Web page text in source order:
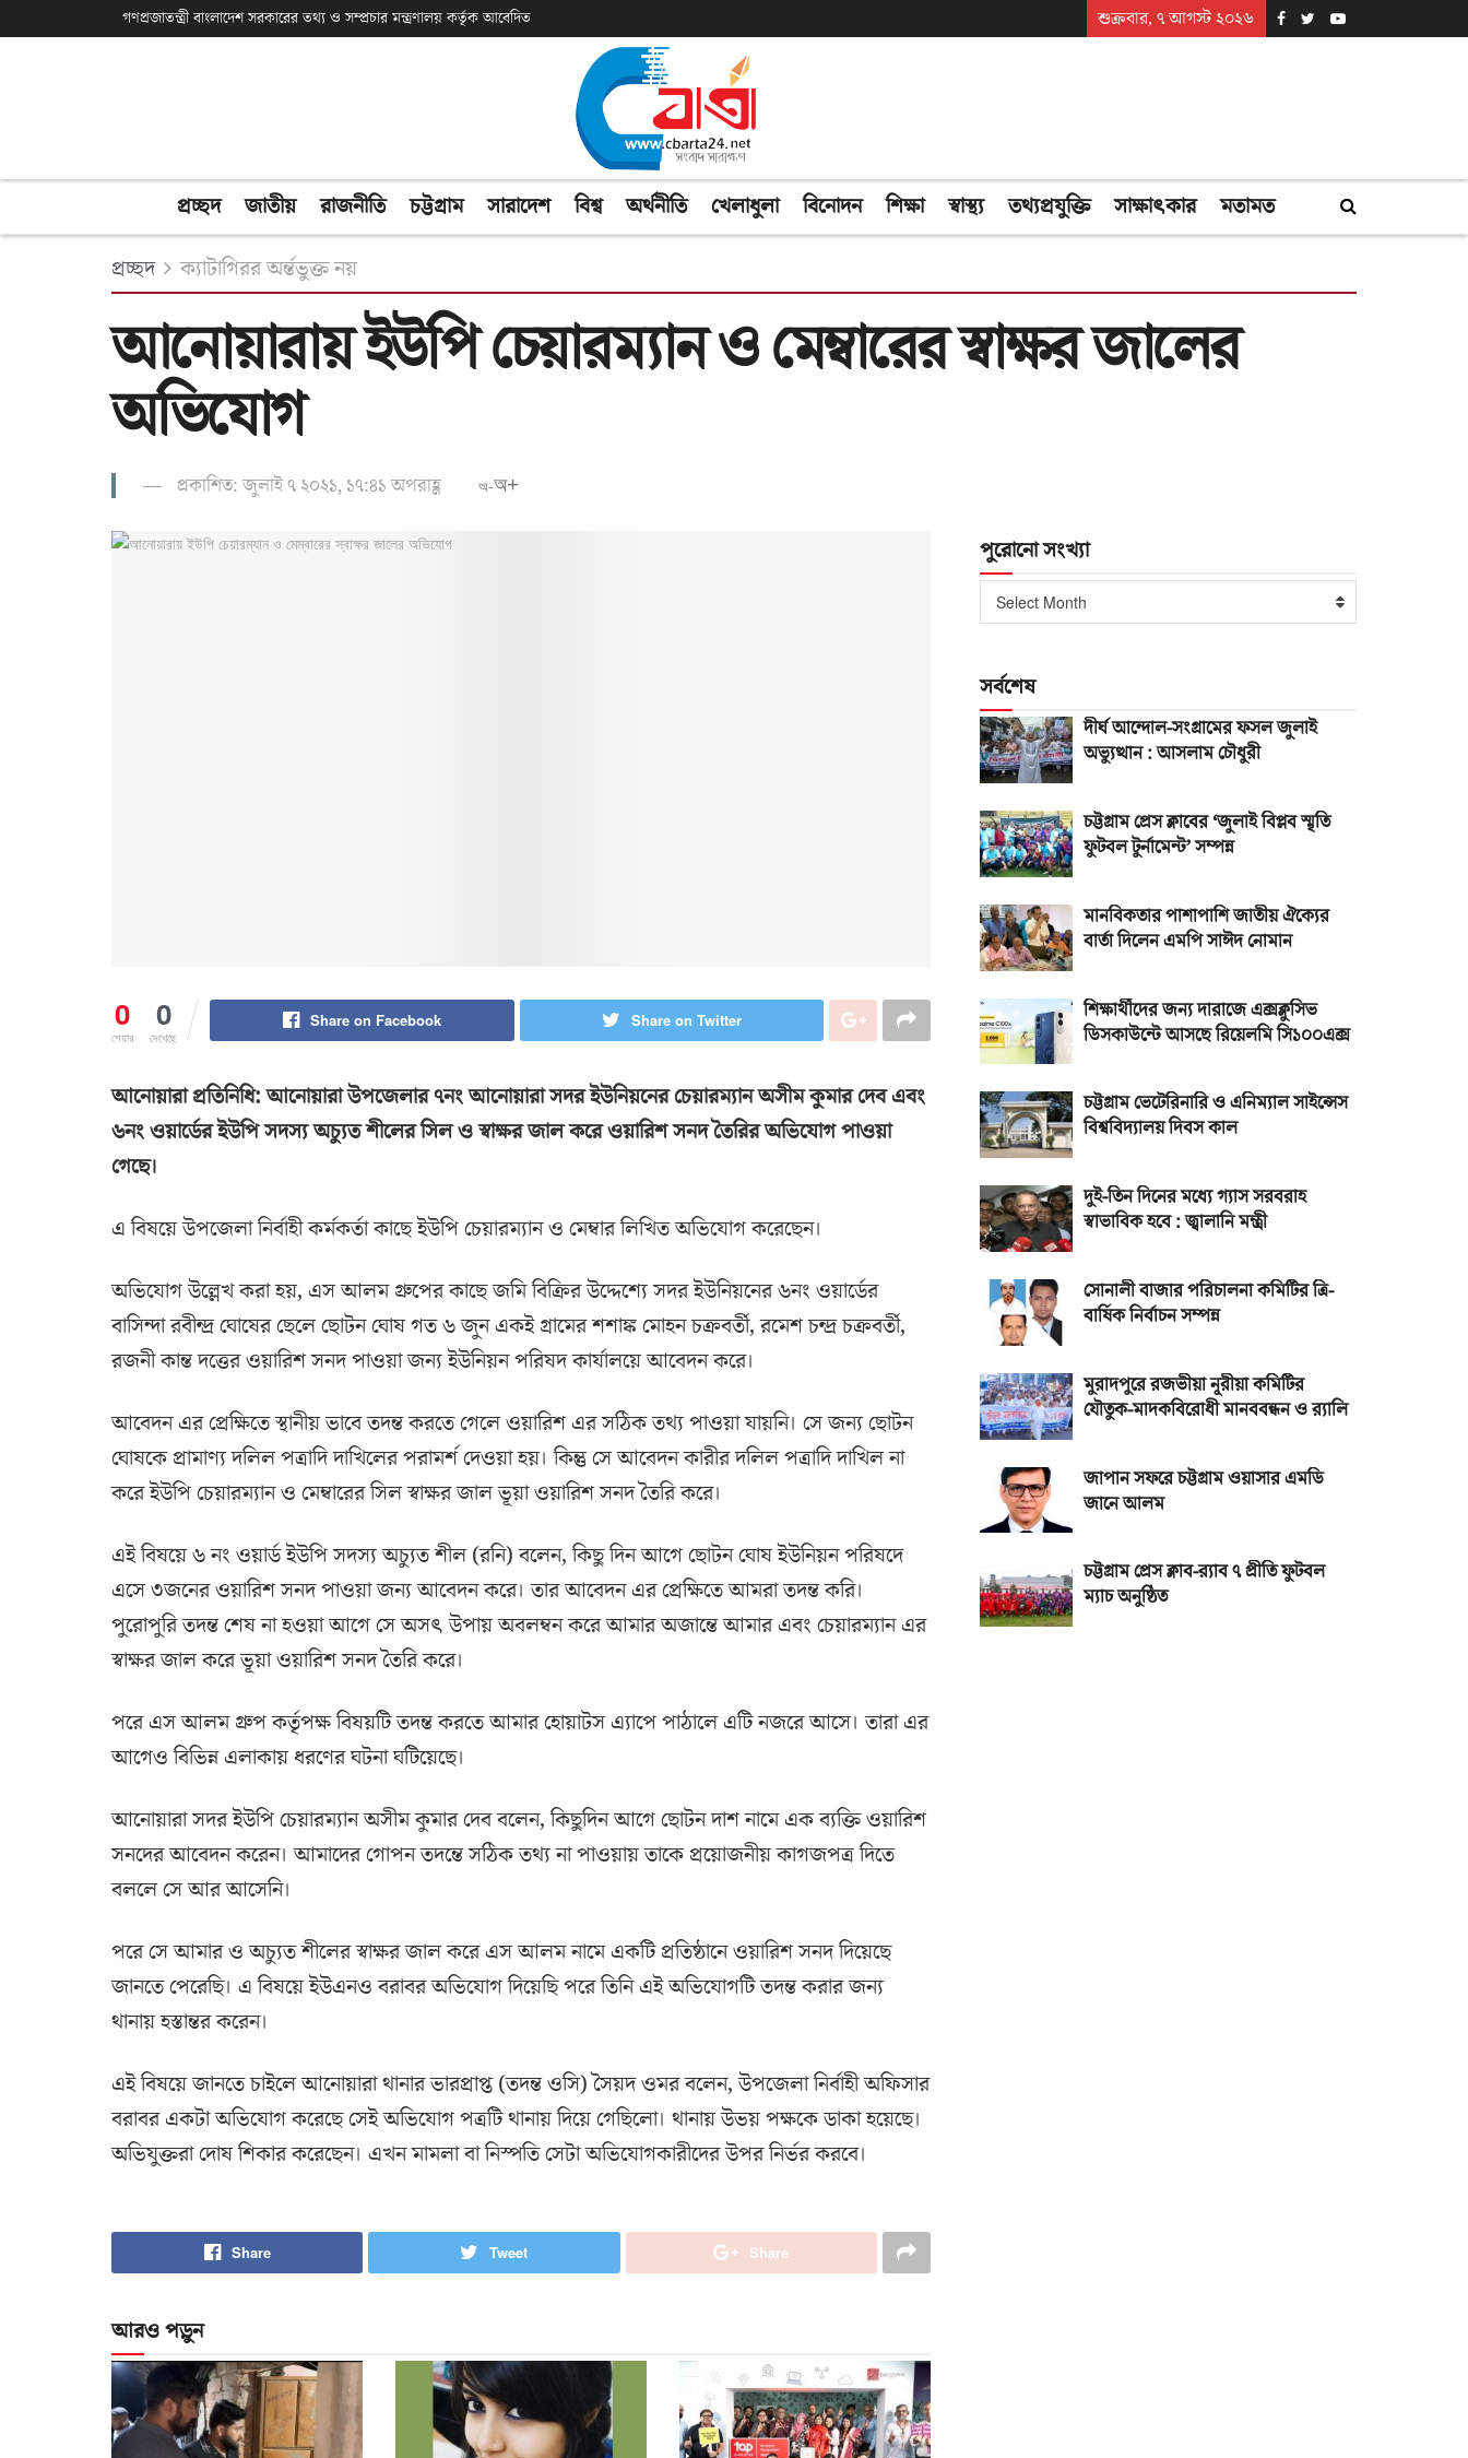
গণপ্রজাতন্ত্রী বাংলাদেশ সরকারের তথ্য ও সম্প্রচার মন্ত্রণালয় কর্তৃক আবেদিত শুক্রবার, ৭ আগস্ট ২০২৬
প্রচ্ছদ জাতীয় রাজনীতি চট্টগ্রাম সারাদেশ বিশ্ব অর্থনীতি খেলাধুলা বিনোদন শিক্ষা স্বাস্থ্য তথ্যপ্রযুক্তি সাক্ষাৎকার মতামত
প্রচ্ছদ ক্যাটাগিরর অর্ন্তভুক্ত নয়
আনোয়ারায় ইউপি চেয়ারম্যান ও মেম্বারের স্বাক্ষর জালের
অভিযোগ
প্রকাশিত: জুলাই ৭ ২০২১, ১৭:৪১ অপরাহ্ণ অ-অ+
0
শেয়ার
0
দেখেছে
Share on Facebook Share on Twitter
আনোয়ারা প্রতিনিধি: আনোয়ারা উপজেলার ৭নং আনোয়ারা সদর ইউনিয়নের চেয়ারম্যান অসীম কুমার দেব এবং
৬নং ওয়ার্ডের ইউপি সদস্য অচ্যুত শীলের সিল ও স্বাক্ষর জাল করে ওয়ারিশ সনদ তৈরির অভিযোগ পাওয়া
গেছে।
এ বিষয়ে উপজেলা নির্বাহী কর্মকর্তা কাছে ইউপি চেয়ারম্যান ও মেম্বার লিখিত অভিযোগ করেছেন।
অভিযোগ উল্লেখ করা হয়, এস আলম গ্রুপের কাছে জমি বিক্রির উদ্দেশ্যে সদর ইউনিয়নের ৬নং ওয়ার্ডের
বাসিন্দা রবীন্দ্র ঘোষের ছেলে ছোটন ঘোষ গত ৬ জুন একই গ্রামের শশাঙ্ক মোহন চক্রবর্তী, রমেশ চন্দ্র চক্রবর্তী,
রজনী কান্ত দত্তের ওয়ারিশ সনদ পাওয়া জন্য ইউনিয়ন পরিষদ কার্যালয়ে আবেদন করে।
আবেদন এর প্রেক্ষিতে স্থানীয় ভাবে তদন্ত করতে গেলে ওয়ারিশ এর সঠিক তথ্য পাওয়া যায়নি। সে জন্য ছোটন
ঘোষকে প্রামাণ্য দলিল পত্রাদি দাখিলের পরামর্শ দেওয়া হয়। কিন্তু সে আবেদন কারীর দলিল পত্রাদি দাখিল না
করে ইউপি চেয়ারম্যান ও মেম্বারের সিল স্বাক্ষর জাল ভূয়া ওয়ারিশ সনদ তৈরি করে।
এই বিষয়ে ৬ নং ওয়ার্ড ইউপি সদস্য অচ্যুত শীল (রনি) বলেন, কিছু দিন আগে ছোটন ঘোষ ইউনিয়ন পরিষদে
এসে ৩জনের ওয়ারিশ সনদ পাওয়া জন্য আবেদন করে। তার আবেদন এর প্রেক্ষিতে আমরা তদন্ত করি।
পুরোপুরি তদন্ত শেষ না হওয়া আগে সে অসৎ উপায় অবলম্বন করে আমার অজান্তে আমার এবং চেয়ারম্যান এর
স্বাক্ষর জাল করে ভূয়া ওয়ারিশ সনদ তৈরি করে।
পরে এস আলম গ্রুপ কর্তৃপক্ষ বিষয়টি তদন্ত করতে আমার হোয়াটস এ্যাপে পাঠালে এটি নজরে আসে। তারা এর
আগেও বিভিন্ন এলাকায় ধরণের ঘটনা ঘটিয়েছে।
আনোয়ারা সদর ইউপি চেয়ারম্যান অসীম কুমার দেব বলেন, কিছুদিন আগে ছোটন দাশ নামে এক ব্যক্তি ওয়ারিশ
সনদের আবেদন করেন। আমাদের গোপন তদন্তে সঠিক তথ্য না পাওয়ায় তাকে প্রয়োজনীয় কাগজপত্র দিতে
বললে সে আর আসেনি।
পরে সে আমার ও অচ্যুত শীলের স্বাক্ষর জাল করে এস আলম নামে একটি প্রতিষ্ঠানে ওয়ারিশ সনদ দিয়েছে
জানতে পেরেছি। এ বিষয়ে ইউএনও বরাবর অভিযোগ দিয়েছি পরে তিনি এই অভিযোগটি তদন্ত করার জন্য
থানায় হস্তান্তর করেন।
এই বিষয়ে জানতে চাইলে আনোয়ারা থানার ভারপ্রাপ্ত (তদন্ত ওসি) সৈয়দ ওমর বলেন, উপজেলা নির্বাহী অফিসার
বরাবর একটা অভিযোগ করেছে সেই অভিযোগ পত্রটি থানায় দিয়ে গেছিলো। থানায় উভয় পক্ষকে ডাকা হয়েছে।
অভিযুক্তরা দোষ শিকার করেছেন। এখন মামলা বা নিস্পতি সেটা অভিযোগকারীদের উপর নির্ভর করবে।
Share Tweet Share
আরও পড়ুন
পুরোনো সংখ্যা
পুরোনো
সংখ্যা
Select Month
সর্বশেষ
দীর্ঘ আন্দোল-সংগ্রামের ফসল জুলাই
অভ্যুত্থান : আসলাম চৌধুরী
চট্টগ্রাম প্রেস ক্লাবের ‘জুলাই বিপ্লব স্মৃতি
ফুটবল টুর্নামেন্ট’ সম্পন্ন
মানবিকতার পাশাপাশি জাতীয় ঐক্যের
বার্তা দিলেন এমপি সাঈদ নোমান
শিক্ষার্থীদের জন্য দারাজে এক্সক্লুসিভ
ডিসকাউন্টে আসছে রিয়েলমি সি১০০এক্স
চট্টগ্রাম ভেটেরিনারি ও এনিম্যাল সাইন্সেস
বিশ্ববিদ্যালয় দিবস কাল
দুই-তিন দিনের মধ্যে গ্যাস সরবরাহ
স্বাভাবিক হবে : জ্বালানি মন্ত্রী
সোনালী বাজার পরিচালনা কমিটির ত্রি-
বার্ষিক নির্বাচন সম্পন্ন
মুরাদপুরে রজভীয়া নূরীয়া কমিটির
যৌতুক-মাদকবিরোধী মানববন্ধন ও র‌্যালি
জাপান সফরে চট্টগ্রাম ওয়াসার এমডি
জানে আলম
চট্টগ্রাম প্রেস ক্লাব-র‌্যাব ৭ প্রীতি ফুটবল
ম্যাচ অনুষ্ঠিত